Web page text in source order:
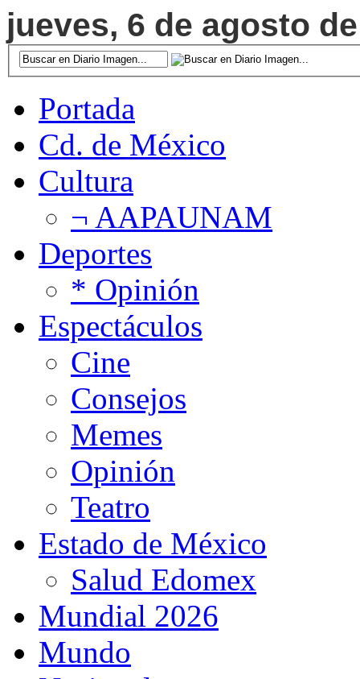
jueves, 6 de agosto
Portada
Cd. de México
Cultura
¬ AAPAUNAM
Deportes
* Opinión
Espectáculos
Cine
Consejos
Memes
Opinión
Teatro
Estado de México
Salud Edomex
Mundial 2026
Mundo